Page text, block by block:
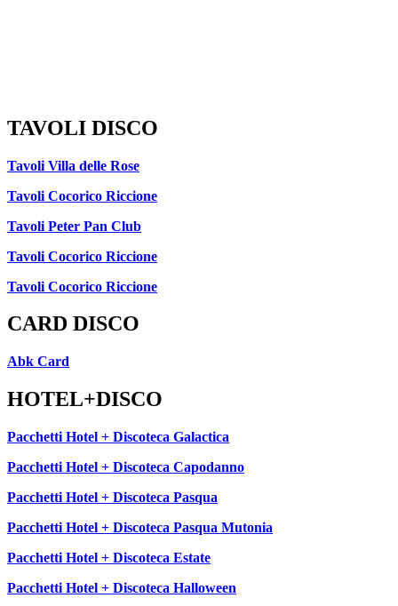
TAVOLI DISCO
Tavoli Villa delle Rose
Tavoli Cocorico Riccione
Tavoli Peter Pan Club
Tavoli Cocorico Riccione
Tavoli Cocorico Riccione
CARD DISCO
Abk Card
HOTEL+DISCO
Pacchetti Hotel + Discoteca Galactica
Pacchetti Hotel + Discoteca Capodanno
Pacchetti Hotel + Discoteca Pasqua
Pacchetti Hotel + Discoteca Pasqua Mutonia
Pacchetti Hotel + Discoteca Estate
Pacchetti Hotel + Discoteca Halloween